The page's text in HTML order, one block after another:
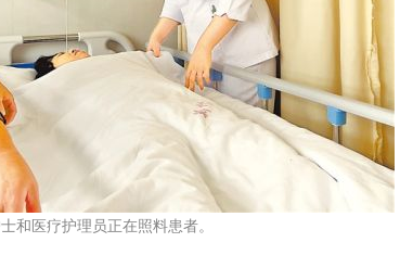
和医疗护理员正在照料患者。